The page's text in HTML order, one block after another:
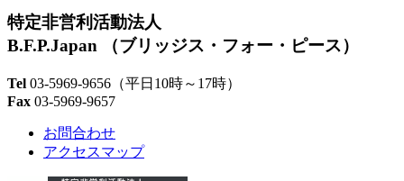
特定非営利活動法人
B.F.P.Japan
（ブリッジス・フォー・ピース）
Tel 03-5969-9656 （平日10時～17時）
Fax 03-5969-9657
お問合わせ
アクセスマップ